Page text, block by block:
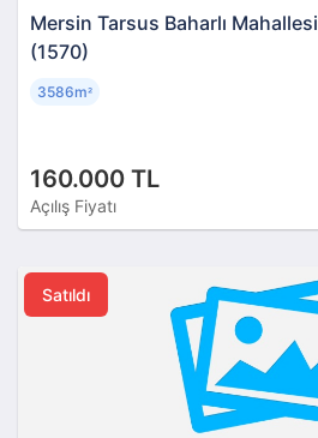
Mersin Tarsus Baharlı
(1570)
160.000 TL
Açılış Fiyatı
3586m²
Satıldı